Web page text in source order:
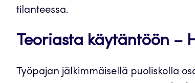
tilanteessa.
Teoriasta käytäntöön –
Työpajan jälkimmäisellä puoliskolla